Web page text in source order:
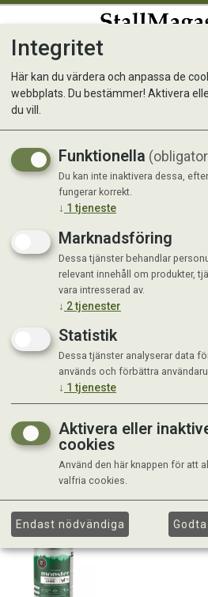
Monster Dog
Lamb Burk 400 g
Integritet
Här kan du värdera och anpassa de
webbplats. Du bestämmer! Aktivera
du vill.
Funktionella
Du kan inte inaktivera dessa,
fungerar korrekt.
↓ 1 tjeneste
Marknadsföring
Dessa tjänster behandlar
relevant innehåll om produkter,
vara intresserad av.
↓ 2tjenester
Statistik
Dessa tjänster analyserar data
används och förbättra
↓ 1 tjeneste
Aktivera eller
cookies
Använd den här knappen för att
valfria cookies.
Endast nödvändiga Godta